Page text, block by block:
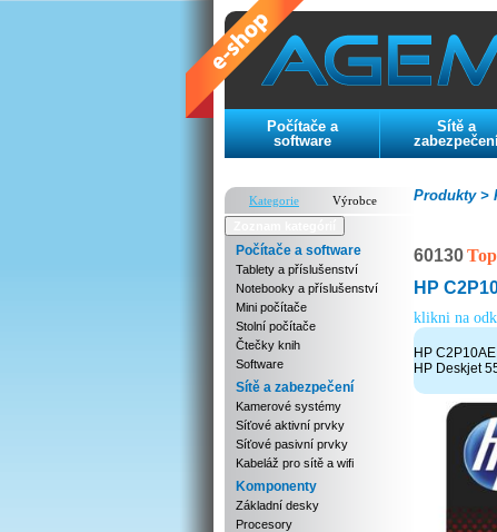
Počítače a
software
Sítě a
Kategorie
Výrobce
Počítače a software
Tablety a příslušenství
Notebooky a příslušenství
Mini počítače
Stolní počítače
Čtečky knih
Software
Sítě a zabezpečení
Kamerové systémy
Síťové aktivní prvky
Síťové pasivní prvky
Kabeláž pro sítě a wifi
Komponenty
Základní desky
Procesory
Produkty >
60130
HP
klikni na
HP
HP Deskjet